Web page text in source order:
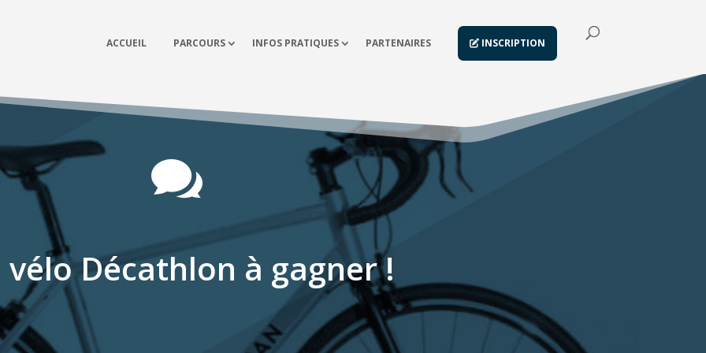
ACCUEIL PARCOURS INFOS PRATIQUES PARTENAIRES INSCRIPTION

vélo Décathlon à gagner !